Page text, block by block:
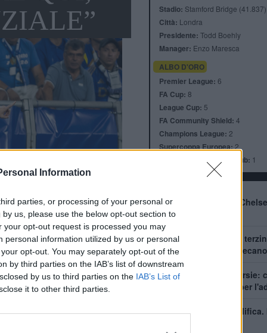
Information
parties, or processing of your personal or
us, please use the below opt-out section to
opt-out request is processed you may
information utilized by us or personal
opt-out. You may separately opt-out of the
by third parties on the IAB’s list of downstream
by us to third parties on the IAB’s List of
it to other third parties.
Stadio: Stamford Bridge (41.837)
Città: Londra
Presidente: Todd Boehly
Manager: Enzo Maresca
ALBO D'ORO
Premier League: 6
FA Cup: 8
League Cup: 5
FA Community Shield: 4
Champions League: 2
Supercoppa Europea: 2
Coppa del Mondo per Club: 1
41 giocatori in rosa al
chi partirà
Chelsea, ecco il nuovo
Chavarría dal Rayo Vallecano
City scatenato sulle corsie:
Neto, Savinho spinge per
Mudryk, stop alla squalifica.